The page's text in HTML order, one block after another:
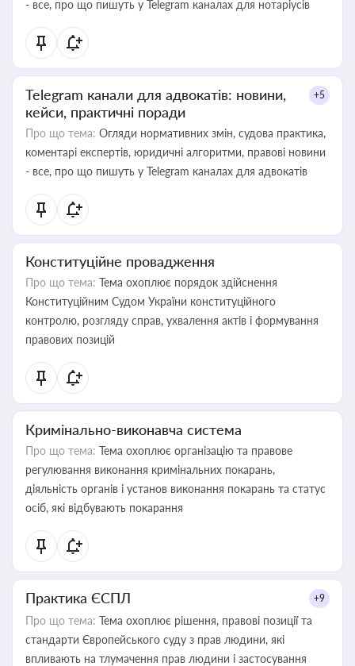
- все, про що пишуть у Telegram каналах для нотаріусів
Telegram канали для адвокатів: новини,
кейси, практичні поради
+5
Про що тема: Огляди нормативних змін, судова практика,
коментарі експертів, юридичні алгоритми, правові новини
- все, про що пишуть у Telegram каналах для адвокатів
Конституційне провадження
Про що тема: Тема охоплює порядок здійснення
Конституційним Судом України конституційного
контролю, розгляду справ, ухвалення актів і формування
правових позицій
Кримінально-виконавча система
Про що тема: Тема охоплює організацію та правове
регулювання виконання кримінальних покарань,
діяльність органів і установ виконання покарань та статус
осіб, які відбувають покарання
Практика ЄСПЛ +9
Про що тема: Тема охоплює рішення, правові позиції та
стандарти Європейського суду з прав людини, які
впливають на тлумачення прав людини і застосування